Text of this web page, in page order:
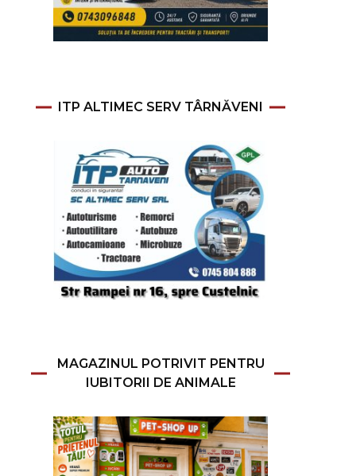
ITP ALTIMEC SERV TÂRNĂVENI
MAGAZINUL POTRIVIT PENTRU
IUBITORII DE ANIMALE